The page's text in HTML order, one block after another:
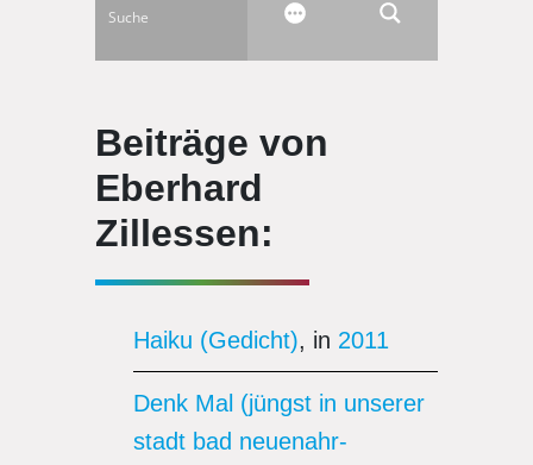
Beiträge von
Eberhard
Zillessen:
Haiku (Gedicht), in 2011
Denk Mal (jüngst in unserer
stadt bad neuenahr-